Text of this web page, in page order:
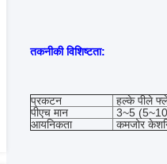
तकनीकी विशिष्टता:
प्रकटन
हल्के पीले
पीएच मान
3~5
आयनिकता
कमजोर